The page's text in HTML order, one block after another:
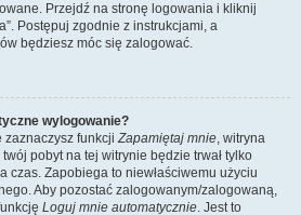
Przejdź na stronę logowania i kliknij
Postępuj zgodnie z instrukcjami, a
będziesz móc się zalogować.
wylogowanie?
zaznaczysz funkcjiZapamiętaj mnie, witryna
pobyt na tej witrynie będzie trwał tylko
czas. Zapobiega to niewłaściwemu użyciu
Aby pozostać zalogowanym/zalogowaną,
Loguj mnie automatycznie. Jest to